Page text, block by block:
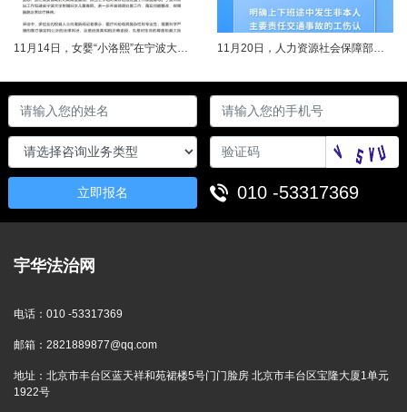
11月14日，女婴“小洛熙”在宁波大学附属妇女儿童医院接受心脏手术后不幸离世，连日来牵动着很多人的心，引发社会关注。记者了解到，从11月17日起，宁波市就成立了调查组并进行全面调查。12月14日，初步调查结果公布，相关人员受到处理。根据家属要求，宁波市委托湖北崇新司法鉴定中心进行尸检。12月19日，在第三方公证机构公证下，尸检报告移交“小洛熙”家属。针对家属就手术治疗过程提出的质疑，根据《医疗事故...... 11月20日，人力资源社会保障部对外发布关于执行《工伤保险条例》若干问题的意见（三），进一步解决工伤保险实践问题，更好保障职工和用人单位合法权益。意见（三）明确职工工伤医疗救治中受到医疗侵权、居家工作、上下班途中发生非本人主要责任交通事故等5类情形工伤认定及认定依据。其中包括：职工因工作原因受到事故伤害或患职业病，在治疗过程中，医疗机构的医疗侵权并不影响原工伤事故或职业病的工伤认定；按照单位安排居......
立即报名 010 -53317369
宇华法治网
电话： 010 -53317369
邮箱： 2821889877@qq.com
地址： 北京市丰台区蓝天祥和苑裙楼5号门门脸房 北京市丰台区宝隆大厦1单元
1922号